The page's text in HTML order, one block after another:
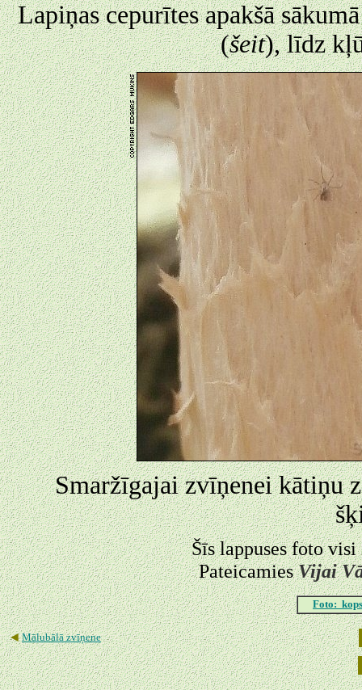
Lapiņas cepurītes apakšā
(šeit), līdz
Smaržīgajai zvīņenei kātiņu
Šīs lappuses foto
PateicamiesVijai
Foto:
◄Mālubālā zvīņene